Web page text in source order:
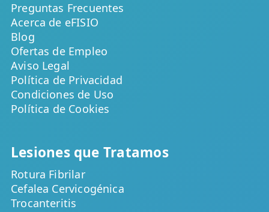
Preguntas Frecuentes
Acerca de eFISIO
Blog
Ofertas de Empleo
Aviso Legal
Política de Privacidad
Condiciones de Uso
Política de Cookies
Lesiones que Tratamos
Rotura Fibrilar
Cefalea Cervicogénica
Trocanteritis